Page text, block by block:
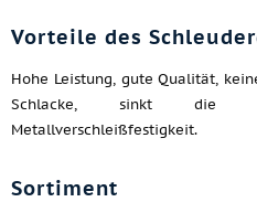
Vorteile des
Hohe Leistung, gute Qualität,
Schlacke, sinkt die
Metallverschleißfestigkeit.
Sortiment